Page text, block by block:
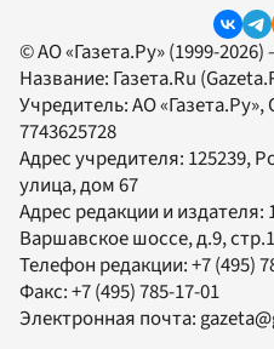
© АО «Газета.Ру» (1999-
Название: Газета.Ru
Учредитель:АО «Газета.Ру»,
7743625728
Адрес учредителя: 125239,
улица, дом 67
Адрес редакции и издателя:
Варшавское шоссе, д.9, стр.1
Телефон редакции:+7 (495)
Факс:+7 (495) 785-17-01
Электронная почта: